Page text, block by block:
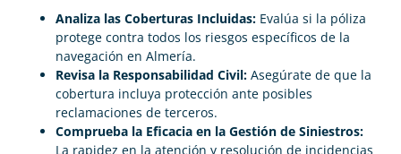
Analiza las Coberturas Incluidas: Evalúa si la póliza
protege contra todos los riesgos específicos de la
navegación en Almería.
Revisa la Responsabilidad Civil: Asegúrate de que la
cobertura incluya protección ante posibles
reclamaciones de terceros.
Comprueba la Eficacia en la Gestión de Siniestros:
La rapidez en la atención y resolución de incidencias